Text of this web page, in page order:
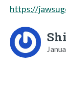
https://